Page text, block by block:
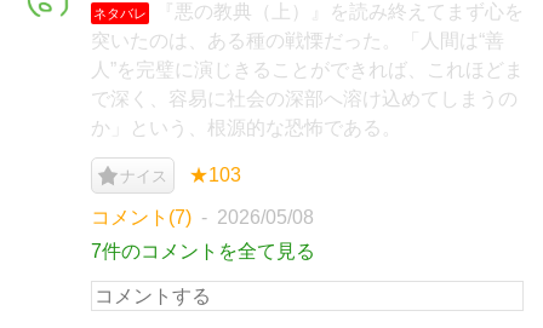
ネタバレ
『悪の教典（上）』を読み終えてまず心を
突いたのは、ある種の戦慄だった。「人間は“善
人”を完璧に演じきることができれば、これほどま
で深く、容易に社会の深部へ溶け込めてしまうの
か」という、根源的な恐怖である。
ナイス ★103
コメント(7)
2026/05/08
7件のコメントを全て見る